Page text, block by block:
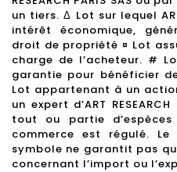
un tiers. Δ Lot sur lequel
intérêt économique,
droit de propriété ¤ Lot
charge de l’acheteur. #
garantie pour bénéficier
Lot appartenant à un
un expert d’ART
tout ou partie
commerce est régulé.
symbole ne garantit pas
concernant l’import ou